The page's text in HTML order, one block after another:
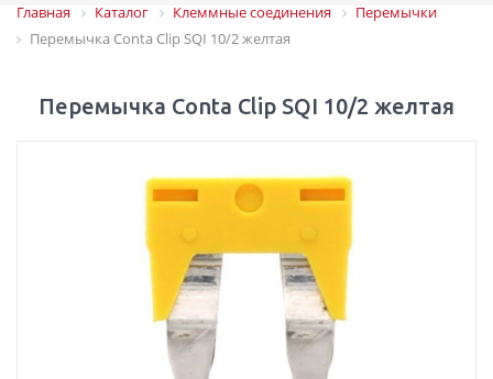
Главная Каталог Клеммные соединения
Перемычки
Перемычка Conta Clip SQI 10/2 желтая
Перемычка Conta Clip SQI 10/2 желтая